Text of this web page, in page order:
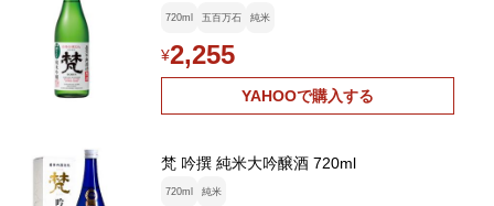
720ml 五百万石 純米
¥2,255
YAHOOで購入する
梵 吟撰 純米大吟醸酒 720ml
720ml 純米